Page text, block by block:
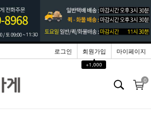
로그인
회원가입
▲
+1,000
마이페이지
0